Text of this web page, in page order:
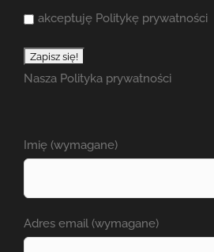
akceptuję Politykę prywatności
Nasza Polityka prywatności
Imię (wymagane)
Adres email (wymagane)